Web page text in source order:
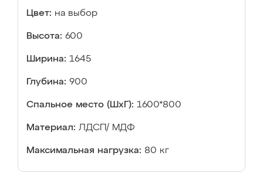
Цвет: на выбор
Высота: 600
Ширина: 1645
Глубина: 900
Спальное место (ШхГ): 1600*800
Материал: ЛДСП/ МДФ
Максимальная нагрузка: 80 кг